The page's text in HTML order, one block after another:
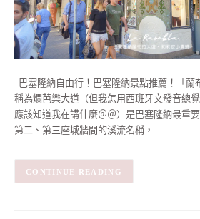
巴塞隆納自由行！巴塞隆納景點推薦！「蘭
稱為爛芭樂大道（但我怎用西班牙文發音總
應該知道我在講什麼＠＠）是巴塞隆納最重
第二、第三座城牆間的溪流名稱，…
CONTINUE READING